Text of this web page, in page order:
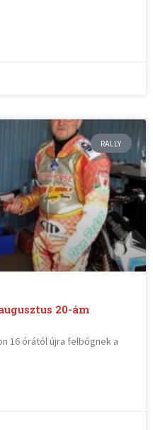
RALLY
20-ám
16 órától újra felbőgnek a